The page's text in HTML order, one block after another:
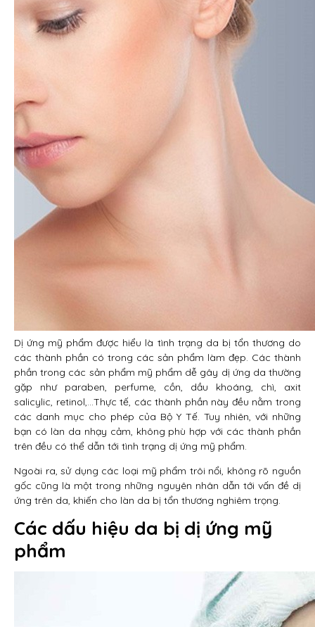
Dị ứng mỹ phẩm được hiểu là tình trạng da bị tổn thương do
các thành phần có trong các sản phẩm làm đẹp. Các thành
phần trong các sản phẩm mỹ phẩm dễ gây dị ứng da thường
gặp như paraben, perfume, cồn, dầu khoáng, chì, axit
salicylic, retinol,…Thực tế, các thành phần này đều nằm trong
các danh mục cho phép của Bộ Y Tế. Tuy nhiên, với những
bạn có làn da nhạy cảm, không phù hợp với các thành phần
trên đều có thể dẫn tới tình trạng dị ứng mỹ phẩm.
Ngoài ra, sử dụng các loại mỹ phẩm trôi nổi, không rõ nguồn
gốc cũng là một trong những nguyên nhân dẫn tới vấn đề dị
ứng trên da, khiến cho làn da bị tổn thương nghiêm trọng.
Các dấu hiệu da bị dị ứng mỹ
phẩm